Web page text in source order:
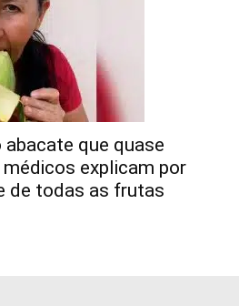
que quase
explicam por
de todas as frutas